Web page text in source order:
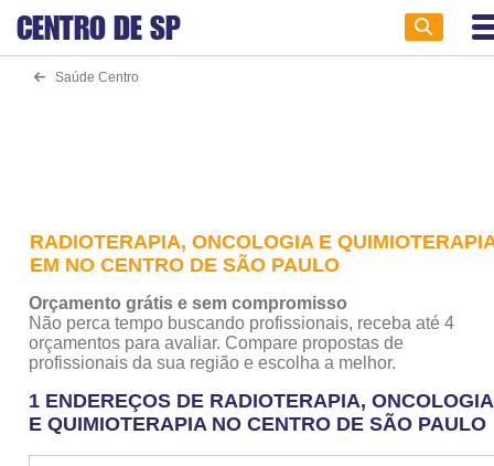
CENTRO DE SP
Saúde Centro
RADIOTERAPIA, ONCOLOGIA E
EM NO CENTRO DE SÃO PAULO
Orçamento grátis e sem compromisso
Não perca tempo buscando profissionais, receba até 4
orçamentos para avaliar. Compare propostas de
profissionais da sua região e escolha a melhor.
1 ENDEREÇOS DE RADIOTERAPIA, ONCOLOGIA
E QUIMIOTERAPIA NO CENTRO DE SÃO PAULO